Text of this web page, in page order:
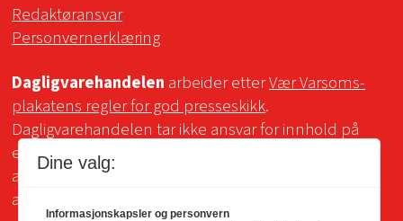
Redaktøransvar
Personvernerklæring
Dagligvarehandelen arbeider etterVær Varsoms-
plakatens regler for god presseskikk.
Dagligvarehandelen tar ikke ansvar for innhold på
eksterne sider som det lenkes til. Kopiering for bruk
av Dagligvarehandelens materiale er ikke tillatt uten
avtale.
Dine valg:
Informasjonskapsler og personvern